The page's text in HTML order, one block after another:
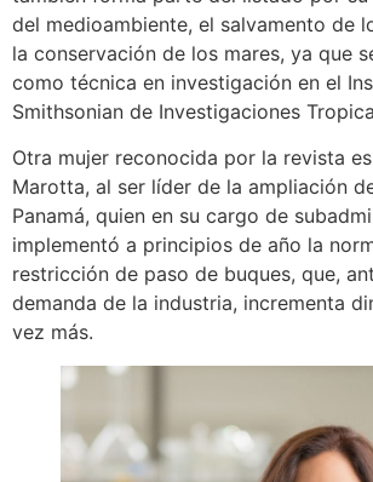
del medioambiente, el salvamento de
la conservación de los mares, ya que
como técnica en investigación en el
Smithsonian de Investigaciones
Otra mujer reconocida por la revista
Marotta, al ser líder de la ampliación
Panamá, quien en su cargo de
implementó a principios de año la
restricción de paso de buques, que,
demanda de la industria, incrementa
vez más.